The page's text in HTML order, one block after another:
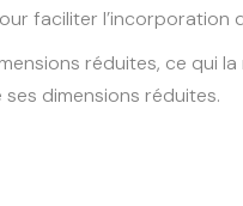
faciliter l’incorporation
réduites, ce qui
dimensions réduites.